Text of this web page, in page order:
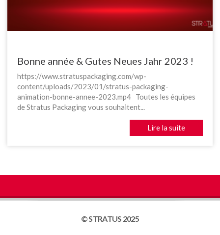
Bonne année & Gutes Neues Jahr 2023 !
https://www.stratuspackaging.com/wp-
content/uploads/2023/01/stratus-packaging-
animation-bonne-annee-2023.mp4 Toutes les équipes
de Stratus Packaging vous souhaitent...
Lire la suite
© STRATUS 2025